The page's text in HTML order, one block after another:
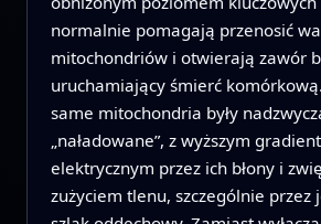
normalnie pomagają przenosić
mitochondriów i otwierają zawór
uruchamiający śmierć
same mitochondria były
„naładowane”, z wyższym
elektrycznym przez ich błony i
zużyciem tlenu, szczególnie przez